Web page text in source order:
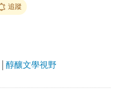
追蹤
醇釀文學視野